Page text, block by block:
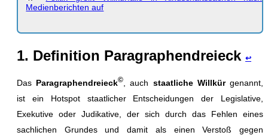
Medienberichten auf
1. Definition Paragraphendreieck ↩
Das Paragraphendreieck© , auch staatliche Willkürgenannt,
ist ein Hotspot staatlicher Entscheidungen der Legislative,
Exekutive oder Judikative, der sich durch das Fehlen eines
sachlichen Grundes und damit als einen Verstoß gegen